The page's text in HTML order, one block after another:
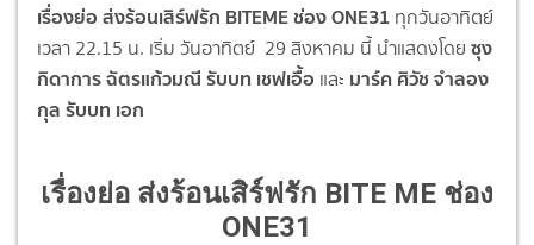
เรื่องย่อ ส่งร้อนเสิร์ฟรัก BITEME ช่อง ONE31 ทุกวันอาทิตย์
เวลา 22.15 น. เริ่ม วันอาทิตย์ 29 สิงหาคม นี้ นำแสดงโดย ซุง
กิดาการ ฉัตรแก้วมณี รับบท เชฟเอื้อ และ มาร์ค ศิวัช จำลอง
กุล รับบท เอก
เรื่องย่อ ส่งร้อนเสิร์ฟรัก BITE ME ช่อง
ONE31